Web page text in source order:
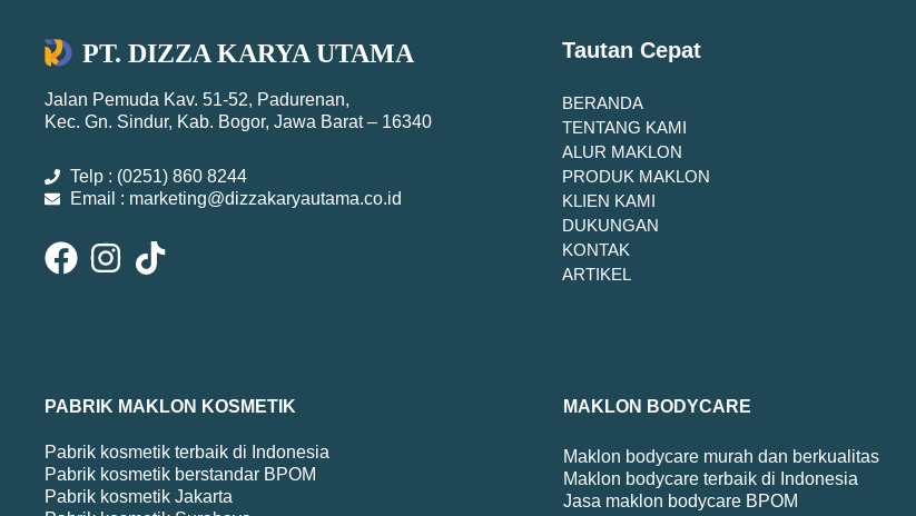
PT. DIZZA KARYA UTAMA
Jalan Pemuda Kav. 51-52, Padurenan,
Kec. Gn. Sindur, Kab. Bogor, Jawa Barat – 16340
Telp : (0251) 860 8244
Email : marketing@dizzakaryautama.co.id
Tautan Cepat
BERANDA
TENTANG KAMI
ALUR MAKLON
PRODUK MAKLON
KLIEN KAMI
DUKUNGAN
KONTAK
ARTIKEL
PABRIK MAKLON KOSMETIK
Pabrik kosmetik terbaik di Indonesia
Pabrik kosmetik berstandar BPOM
Pabrik kosmetik Jakarta
MAKLON BODYCARE
Maklon bodycare murah dan berkualitas
Maklon bodycare terbaik di Indonesia
Jasa maklon bodycare BPOM